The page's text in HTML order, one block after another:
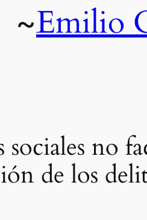
~Emilio
sociales no
de los